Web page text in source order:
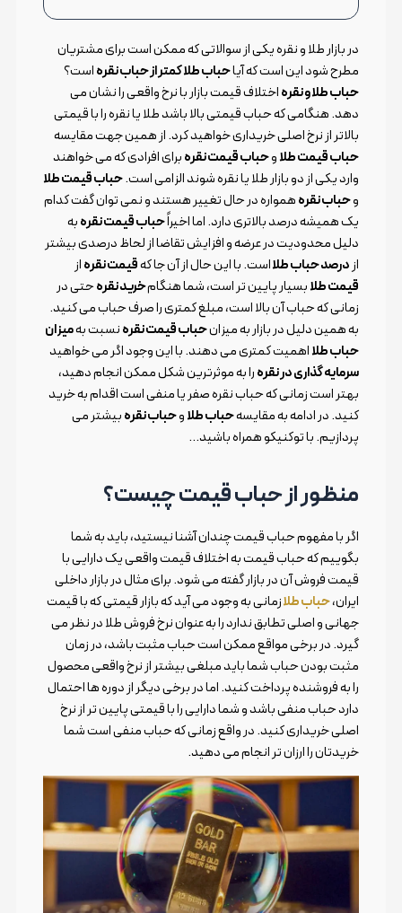
در بازار طلا و نقره یکی از سوالاتی که ممکن است برای مشتریان
مطرح شود این است که آیاحباب طلا کمتر از حباب نقرهاست؟
حباب طلا و نقرهاختلاف قیمت بازار با نرخ واقعی را نشان می
دهد. هنگامی که حباب قیمتی بالا باشد طلا یا نقره را با قیمتی
بالاتر از نرخ اصلی خریداری خواهید کرد. از همین جهت مقایسه
حباب قیمت طلاوحباب قیمت نقرهبرای افرادی که می خواهند
وارد یکی از دو بازار طلا یا نقره شوند الزامی است.حباب قیمت طلا
وحباب نقرههمواره در حال تغییر هستند و نمی توان گفت کدام
یک همیشه درصد بالاتری دارد. اما اخیراًحباب قیمت نقرهبه
دلیل محدودیت در عرضه و افزایش تقاضا از لحاظ درصدی بیشتر
از درصد حباب طلااست. با این حال از آن جا کهقیمت نقرهاز
قیمت طلابسیار پایین تر است، شما هنگامخرید نقرهحتی در
زمانی که حباب آن بالا است، مبلغ کمتری را صرف حباب می کنید.
به همین دلیل در بازار به میزانحباب قیمت نقرهنسبت بهمیزان
حباب طلااهمیت کمتری می دهند. با این وجود اگر می خواهید
سرمایه گذاری در نقرهرا به موثرترین شکل ممکن انجام دهید،
بهتر است زمانی که حباب نقره صفر یا منفی است اقدام به خرید
کنید. در ادامه به مقایسهحباب طلاوحباب نقرهبیشتر می
پردازیم. با توکنیکو همراه باشید…
منظور از حباب قیمت چیست؟
اگر با مفهوم حباب قیمت چندان آشنا نیستید، باید به شما
بگوییم که حباب قیمت به اختلاف قیمت واقعی یک دارایی با
قیمت فروش آن در بازار گفته می شود. برای مثال در بازار داخلی
ایران،حباب طلازمانی به وجود می آید که بازار قیمتی که با قیمت
جهانی و اصلی تطابق ندارد را به عنوان نرخ فروش طلا در نظر می
گیرد. در برخی مواقع ممکن است حباب مثبت باشد، در زمان
مثبت بودن حباب شما باید مبلغی بیشتر از نرخ واقعی محصول
را به فروشنده پرداخت کنید. اما در برخی دیگر از دوره ها احتمال
دارد حباب منفی باشد و شما دارایی را با قیمتی پایین تر از نرخ
اصلی خریداری کنید. در واقع زمانی که حباب منفی است شما
خریدتان را ارزان تر انجام می دهید.